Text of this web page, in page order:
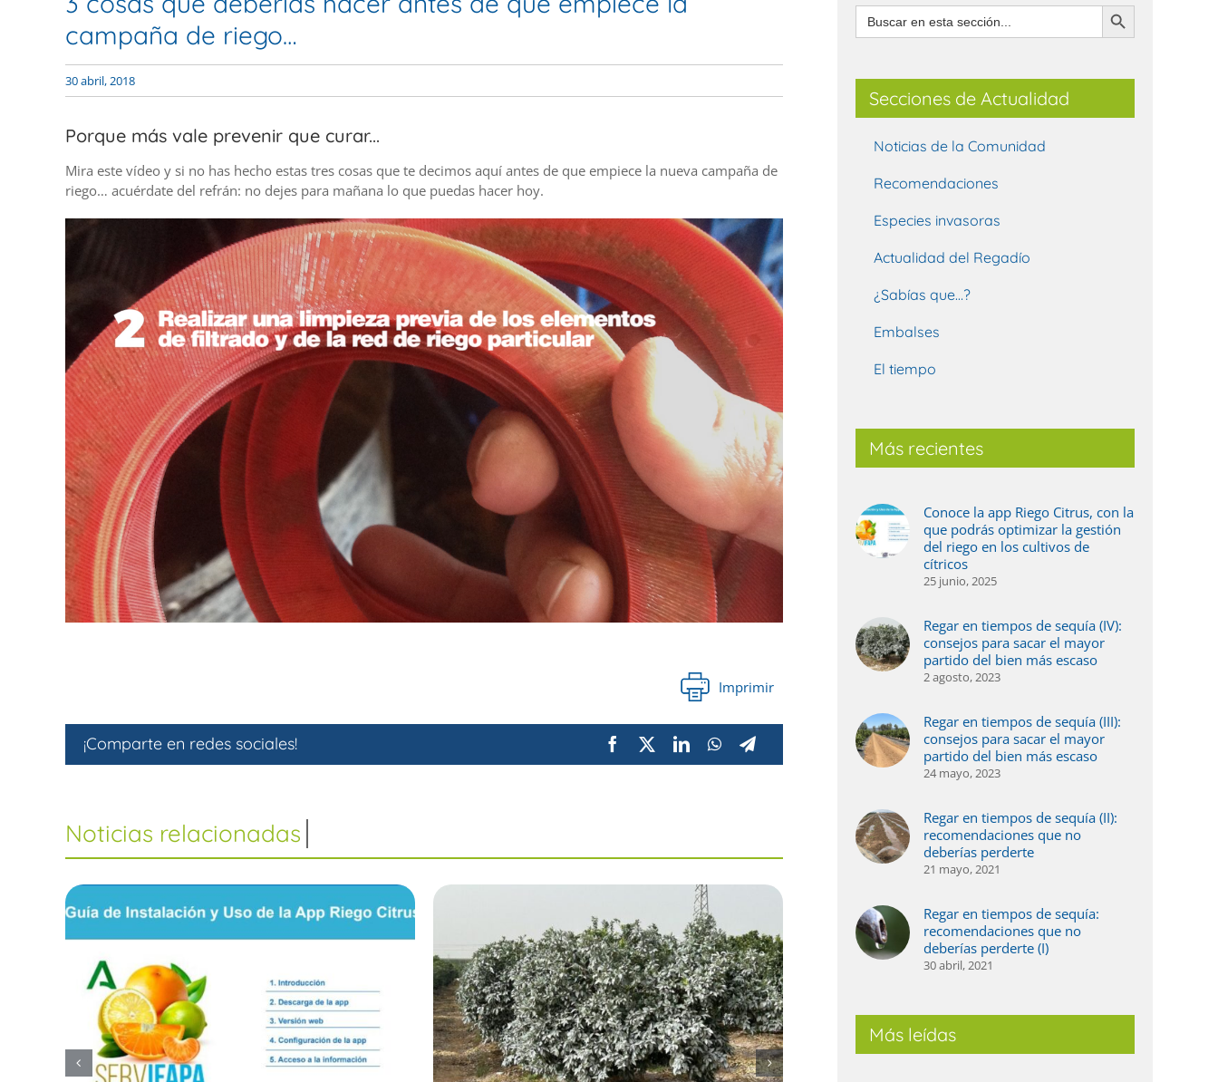
campaña de riego…
30 abril, 2018
Porque más vale prevenir que curar...
Mira este vídeo y si no has hecho estas tres cosas que te decimos aquí antes de que empiece la nueva campaña de
riego… acuérdate del refrán: no dejes para mañana lo que puedas hacer hoy.
Imprimir
¡Comparte en redes sociales!
Buscar: Botón de búsqueda
Secciones de Actualidad
Noticias de la Comunidad
Recomendaciones
Especies invasoras
Actualidad del Regadío
¿Sabías que…?
Embalses
El tiempo
Más recientes
Conoce la app Riego Citrus, con la
que podrás optimizar la gestión
del riego en los cultivos de
cítricos
25 junio, 2025
Regar en tiempos de sequía (IV):
consejos para sacar el mayor
partido del bien más escaso
2 agosto, 2023
Regar en tiempos de sequía (III):
consejos para sacar el mayor
partido del bien más escaso
24 mayo, 2023
Regar en tiempos de sequía (II):
recomendaciones que no
deberías perderte
21 mayo, 2021
Regar en tiempos de sequía:
recomendaciones que no
deberías perderte (I)
30 abril, 2021
Más leídas